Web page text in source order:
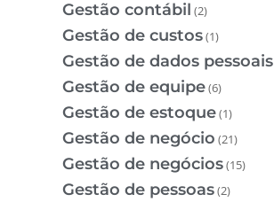
Gestão contábil (2)
Gestão de custos(1)
Gestão de dados pessoais
Gestão de equipe(6)
Gestão de estoque(1)
Gestão de negócio (21)
Gestão de negócios(15)
Gestão de pessoas(2)